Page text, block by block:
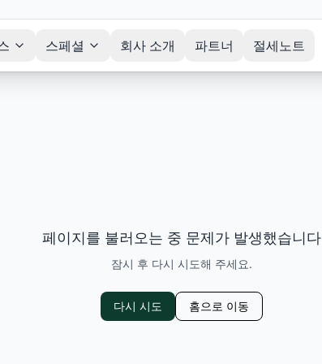
스페셜 회사 소개 파트너 절세노트
페이지를 불러오는 중 문제가 발생했습니다
잠시 후 다시 시도해 주세요.
다시 시도 홈으로 이동